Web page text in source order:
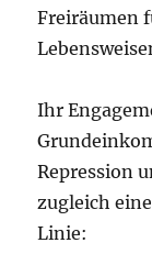
Freiräumen
Ihr
Repression
zugleich
Linie: